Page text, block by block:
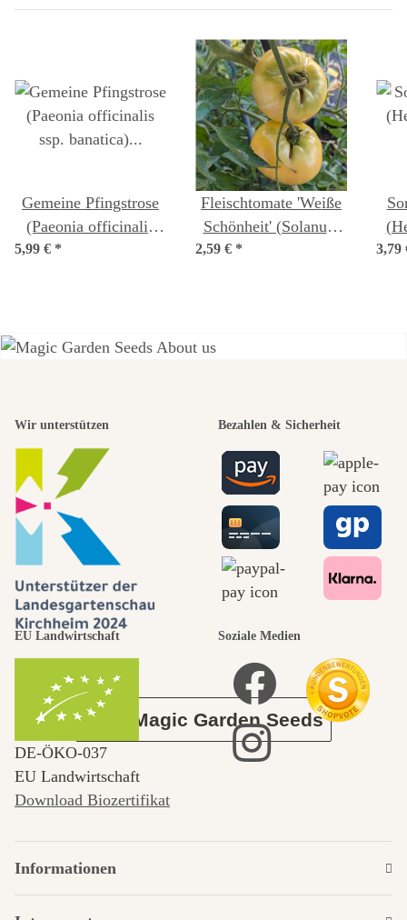
Gemeine Pfingstrose
(Paeonia officinalis
ssp. banatica) Bio
5,99 € *
Fleischtomate 'Weiße
Schönheit' (Solanum
lycopersicum) Bio
2,59 € * 3,79
schönsten
Wege zu uns
selbst führt
durch den
Garten
Über Magic Garden Seeds
Wir unterstützen Bezahlen & Sicherheit
EU Landwirtschaft
DE‑ÖKO‑037
EU Landwirtschaft
Download Biozertifikat
Soziale Medien
Informationen